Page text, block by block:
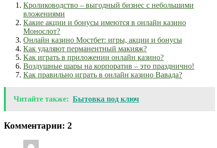
Кролиководство – выгодный бизнес с небольшими
вложениями
Какие акции и бонусы имеются в онлайн казино
Монослот?
Онлайн казино Мостбет: игры, акции и бонусы
Как удаляют перманентный макияж?
Как играть в приложении онлайн казино?
Воздушные шары на корпоратив – это празднично!
Как правильно играть в онлайн казино Вавада?
Читайте также: Бытовка под ключ
Комментарии: 2